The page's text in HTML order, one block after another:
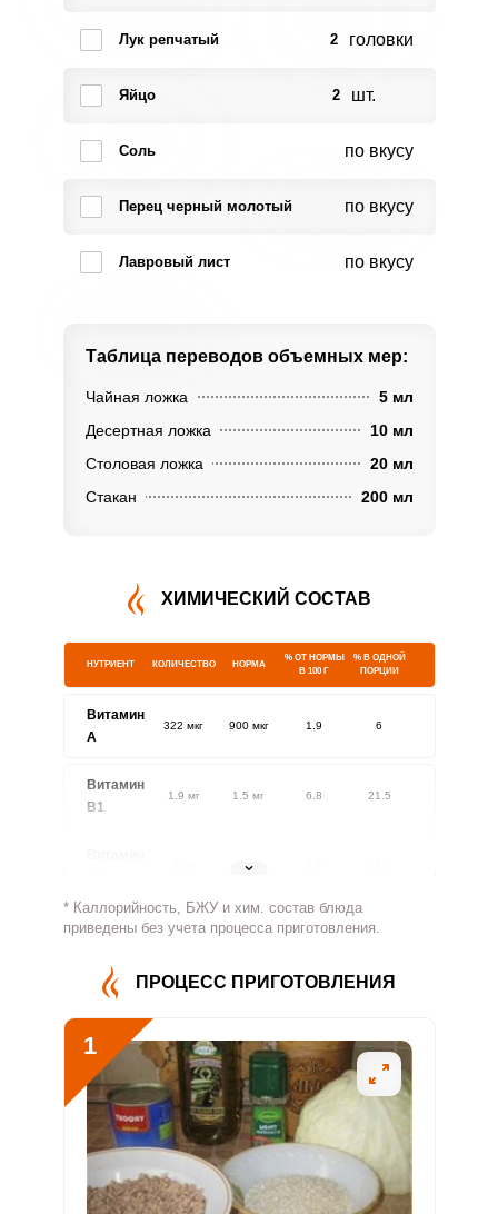
Лук репчатый 2 головки
Яйцо 2 шт.
Соль по вкусу
Перец черный молотый по вкусу
Лавровый лист по вкусу
Таблица переводов объемных мер:
Чайная ложка
5 мл
Десертная ложка
10 мл
Столовая ложка
20 мл
Стакан
200 мл
ХИМИЧЕСКИЙ СОСТАВ
НУТРИЕНТ КОЛИЧЕСТВО НОРМА
% ОТ НОРМЫ
В 100 Г
% В ОДНОЙ
ПОРЦИИ
Витамин
A
322 мкг 900 мкг 1.9 6
Витамин
В1
1.9 мг 1.5 мг 6.8 21.5
1.8 мг
Витамин
498.3 мг 500 мг 5.2 16.6
Витамин
В5
Витамин
В6
4.2 мг 2 мг 11 35
Витамин
В9
140.7 мкг 400 мкг 1.8
Витамин
* Каллорийность, БЖУ и хим. состав блюда
приведены без учета процесса приготовления.
ПРОЦЕСС ПРИГОТОВЛЕНИЯ
1